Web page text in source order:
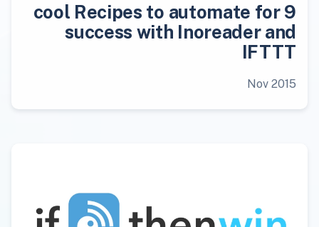
9 cool Recipes to automate for
success with Inoreader and
IFTTT
Nov 2015